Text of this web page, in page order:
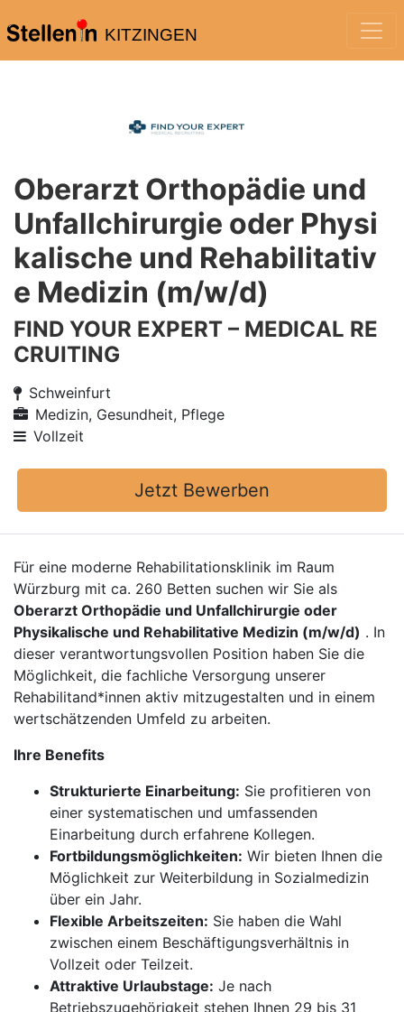
KITZINGEN
Oberarzt Orthopädie und
Unfallchirurgie oder Physi
kalische und Rehabilitativ
e Medizin (m/w/d)
FIND YOUR EXPERT – MEDICAL RE
CRUITING
Schweinfurt
Medizin, Gesundheit, Pflege
Vollzeit
Jetzt Bewerben
Für eine moderne Rehabilitationsklinik im Raum
Würzburg mit ca. 260 Betten suchen wir Sie als
Oberarzt Orthopädie und Unfallchirurgie oder
Physikalische und Rehabilitative Medizin (m/w/d) . In
dieser verantwortungsvollen Position haben Sie die
Möglichkeit, die fachliche Versorgung unserer
Rehabilitand*innen aktiv mitzugestalten und in einem
wertschätzenden Umfeld zu arbeiten.
Ihre Benefits
Strukturierte Einarbeitung: Sie profitieren von
einer systematischen und umfassenden
Einarbeitung durch erfahrene Kollegen.
Fortbildungsmöglichkeiten: Wir bieten Ihnen die
Möglichkeit zur Weiterbildung in Sozialmedizin
über ein Jahr.
Flexible Arbeitszeiten: Sie haben die Wahl
zwischen einem Beschäftigungsverhältnis in
Vollzeit oder Teilzeit.
Attraktive Urlaubstage: Je nach
Betriebszugehörigkeit stehen Ihnen 29 bis 31